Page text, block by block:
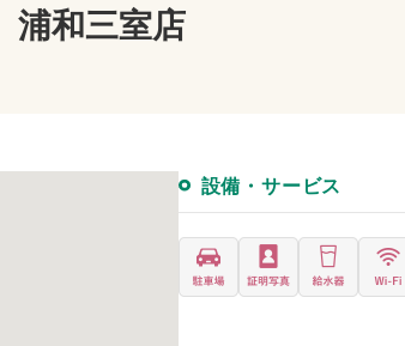
浦和三室店
設備・サービス